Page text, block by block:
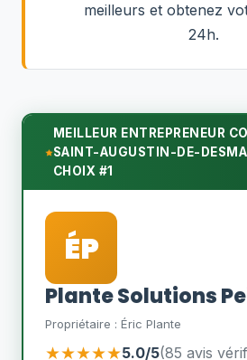
meilleurs et obtenez
24h.
MEILLEUR ENTREPRENEUR
SAINT-AUGUSTIN-DE-
CHOIX #1
ÉP
Plante Solutions
Propriétaire : Éric Plante
★★★★★5.0/5(85 avis